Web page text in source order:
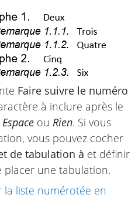
Faire suivre le numéro
à inclure après le
Espace ou Rien. Si vous
vous pouvez cocher
de tabulation à et définir
placer une tabulation.
la liste numérotée en